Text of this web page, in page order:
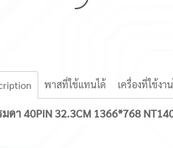
พาสที่ใช้แทนได้ เครื่องที่ใช้งา
มดา 40PIN 32.3CM 1366*768